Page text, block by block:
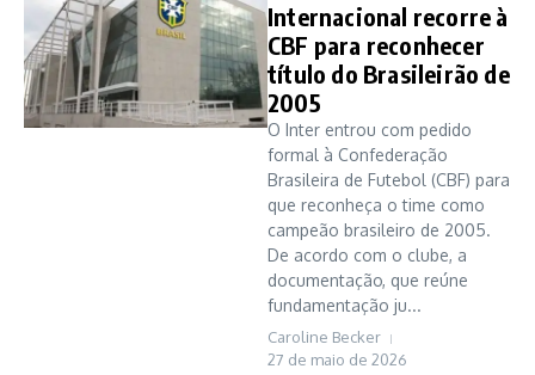
Internacional recorre à
CBF para reconhecer
título do Brasileirão de
2005
O Inter entrou com pedido
formal à Confederação
Brasileira de Futebol (CBF) para
que reconheça o time como
campeão brasileiro de 2005.
De acordo com o clube, a
documentação, que reúne
fundamentação ju...
Caroline Becker
27 de maio de 2026